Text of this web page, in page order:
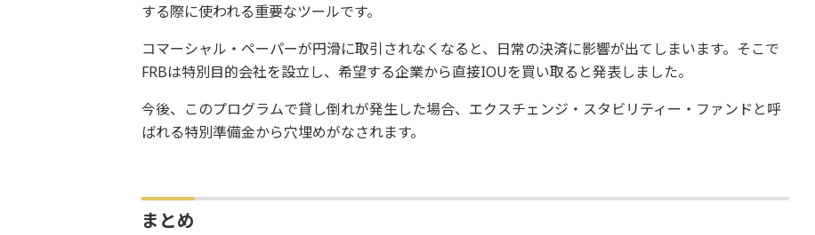
する際に使われる重要なツールです。
コマーシャル・ペーパーが円滑に取引されなくなると、日常の決済に影響が出てしまいます。そこで
FRBは特別目的会社を設立し、希望する企業から直接IOUを買い取ると発表しました。
今後、このプログラムで貸し倒れが発生した場合、エクスチェンジ・スタビリティー・ファンドと呼
ばれる特別準備金から穴埋めがなされます。
まとめ